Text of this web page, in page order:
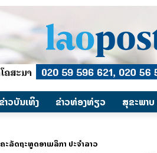
າວບັນເທິງ ​ຂ່າວທ່ອງທ່ຽວ ສຸຂະພາ
ລັດຖະທູດອາເມລິກາ ປະຈຳລາວ